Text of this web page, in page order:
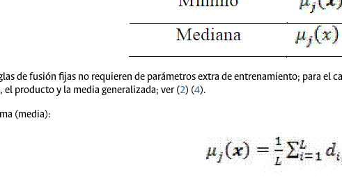
de fusión fijas no requieren de parámetros extra de entrenamiento; para el
el producto y la media generalizada; ver (2) (4).
(media):